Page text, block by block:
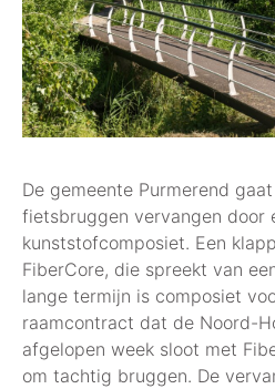
De gemeente Purmerend
fietsbruggen vervangen door
kunststofcomposiet. Een
FiberCore, die spreekt van
lange termijn is composiet
raamcontract dat de Noord-
afgelopen week sloot met
om tachtig bruggen. De